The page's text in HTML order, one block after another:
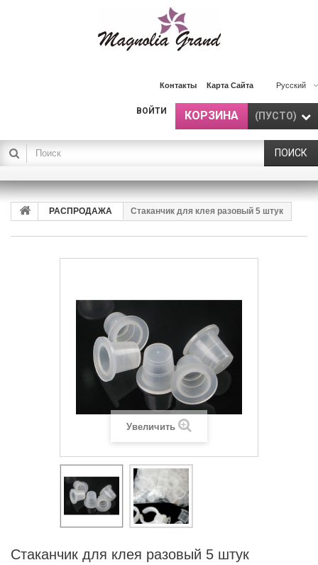
Русский
Контакты Карта Сайта
КОРЗИНА (ПУСТО)
ВОЙТИ
ПОИСК
РАСПРОДАЖА Стаканчик для клея разовый 5 штук
Увеличить
Стаканчик для клея разовый 5 штук